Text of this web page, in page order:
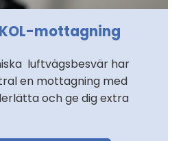
mottagning
luftvägsbesvär har
en mottagning med
och ge dig extra